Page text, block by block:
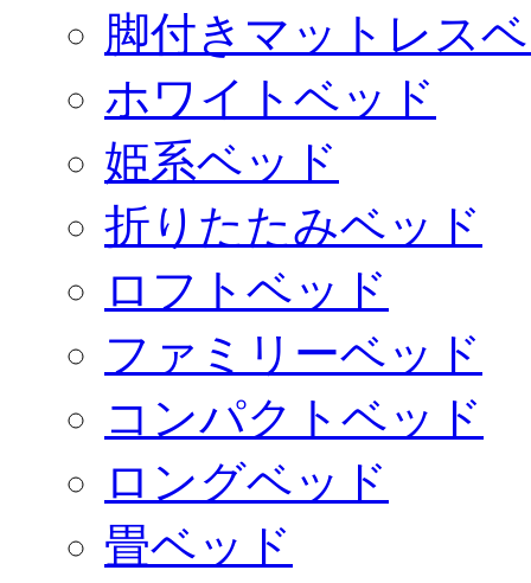
脚付きマットレス
ホワイトベッド
姫系ベッド
折りたたみベッド
ロフトベッド
ファミリーベッド
コンパクトベッド
ロングベッド
畳ベッド